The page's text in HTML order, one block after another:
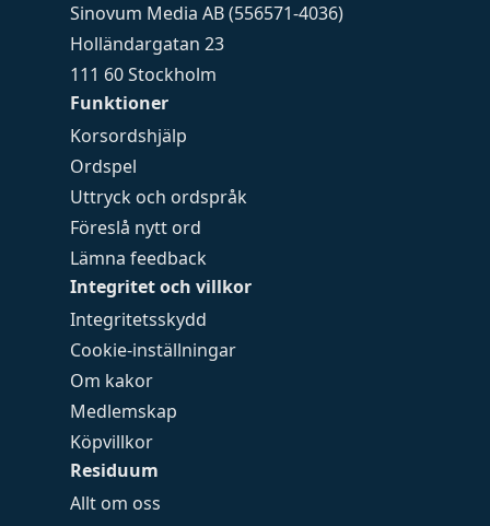
Funktioner
Korsordshjälp
Ordspel
Uttryck och ordspråk
Föreslå nytt ord
Lämna feedback
Integritet och villkor
Integritetsskydd
Cookie-inställningar
Om kakor
Medlemskap
Köpvillkor
Residuum
Allt om oss
Sinovum Media AB (556571-4036)
Holländargatan 23
111 60 Stockholm